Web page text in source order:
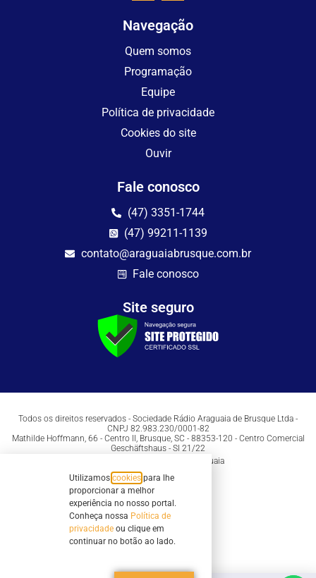
Navegação
Quem somos
Programação
Equipe
Política de privacidade
Cookies do site
Ouvir
Fale conosco
(47) 3351-1744
(47) 99211-1139
contato@araguaiabrusque.com.br
Fale conosco
Site seguro
Todos os direitos reservados - Sociedade Rádio Araguaia de Brusque Ltda -
CNPJ 82.983.230/0001-82
Mathilde Hoffmann, 66 - Centro II, Brusque, SC - 88353-120 - Centro Comercial
Geschäftshaus - Sl 21/22
Copyright © 2026 | Rádio Araguaia
Utilizamos cookies para lhe
proporcionar a melhor
experiência no nosso portal.
Conheça nossa Política de
privacidade ou clique em
continuar no botão ao lado.